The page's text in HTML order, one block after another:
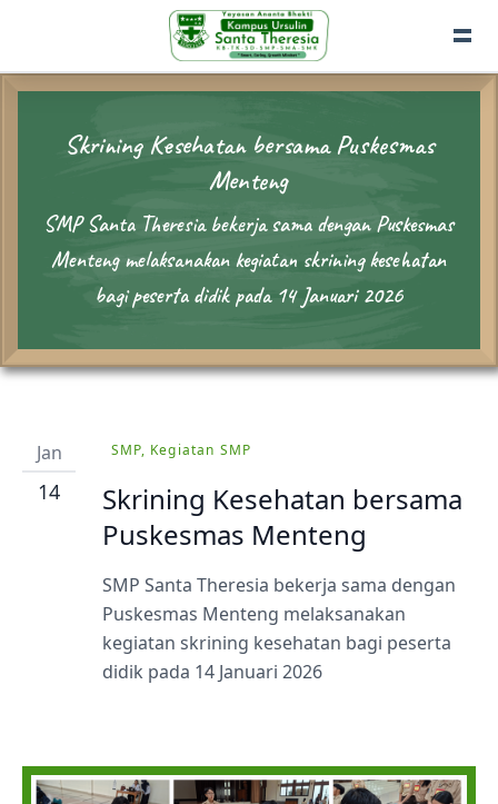
Skrining Kesehatan bersama Puskesmas
Menteng
SMP Santa Theresia bekerja sama dengan Puskesmas
Menteng melaksanakan kegiatan skrining kesehatan
bagi peserta didik pada 14 Januari 2026
Jan
14
SMP, Kegiatan SMP
Skrining Kesehatan bersama
Puskesmas Menteng
SMP Santa Theresia bekerja sama dengan
Puskesmas Menteng melaksanakan
kegiatan skrining kesehatan bagi peserta
didik pada 14 Januari 2026